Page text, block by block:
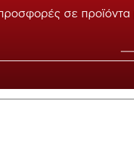
σε